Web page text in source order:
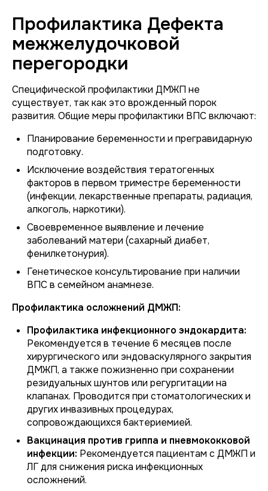
Профилактика Дефекта
межжелудочковой
перегородки
Специфической профилактики ДМЖП не
существует, так как это врожденный порок
развития. Общие меры профилактики ВПС включают:
Планирование беременности и прегравидарную
подготовку.
Исключение воздействия тератогенных
факторов в первом триместре беременности
(инфекции, лекарственные препараты, радиация,
алкоголь, наркотики).
Своевременное выявление и лечение
заболеваний матери (сахарный диабет,
фенилкетонурия).
Генетическое консультирование при наличии
ВПС в семейном анамнезе.
Профилактика осложнений ДМЖП:
Профилактика инфекционного эндокардита:
Рекомендуется в течение 6 месяцев после
хирургического или эндоваскулярного закрытия
ДМЖП, а также пожизненно при сохранении
резидуальных шунтов или регургитации на
клапанах. Проводится при стоматологических и
других инвазивных процедурах,
сопровождающихся бактериемией.
Вакцинация против гриппа и пневмококковой
инфекции: Рекомендуется пациентам с ДМЖП и
ЛГ для снижения риска инфекционных
осложнений.